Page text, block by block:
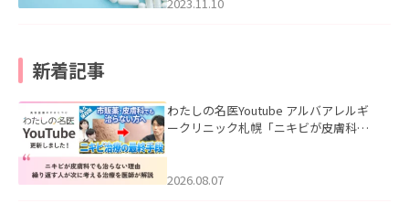
新着記事
わたしの名医Youtube アルバアレルギ
ークリニック札幌「ニキビが皮膚科で
ました。
2026.08.07